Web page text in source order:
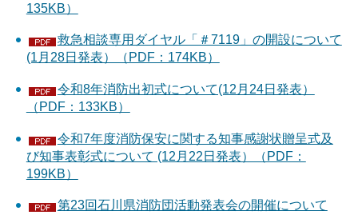
135KB）
救急相談専用ダイヤル「＃7119」の開設について
(1月28日発表）（PDF：174KB）
令和8年消防出初式について(12月24日発表）
（PDF：133KB）
令和7年度消防保安に関する知事感謝状贈呈式及
び知事表彰式について (12月22日発表）（PDF：
199KB）
第23回石川県消防団活動発表会の開催について